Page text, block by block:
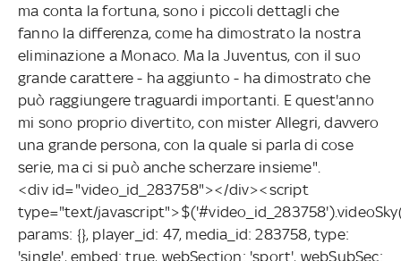
ma conta la fortuna, sono i piccoli dettagli che
fanno la differenza, come ha dimostrato la nostra
eliminazione a Monaco. Ma la Juventus, con il suo
grande carattere - ha aggiunto - ha dimostrato che
può raggiungere traguardi importanti. E quest'anno
mi sono proprio divertito, con mister Allegri, davvero
una grande persona, con la quale si parla di cose
serie, ma ci si può anche scherzare insieme".
<div id="video_id_283758"></div><script
type="text/
params: {}, player_id: 47, media_id: 283758, type:
'single', embed: true, webSection: 'sport', webSubSec: